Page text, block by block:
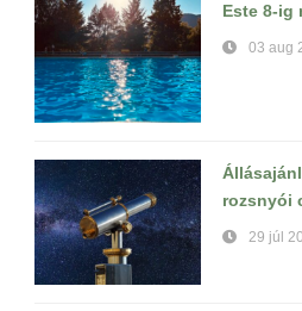
Este 8-ig
03 aug
rozsnyói
29 júl